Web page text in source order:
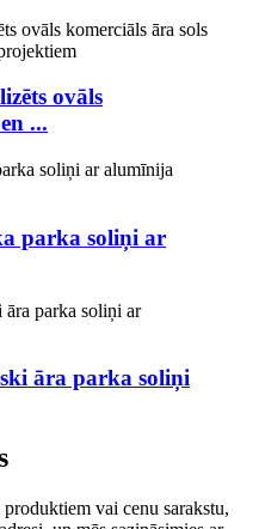
ovāls
...
parka soliņi ar
āra parka soliņi
vai cenu sarakstu,